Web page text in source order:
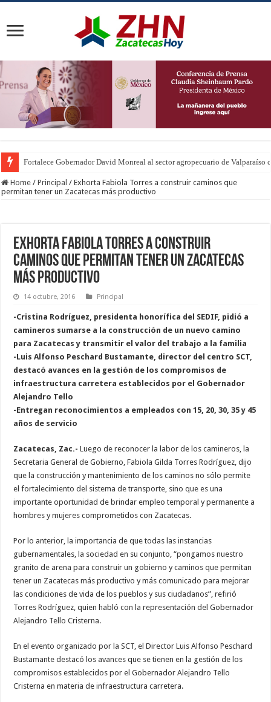
Fortalece Gobernador David Monreal al sector agropecuario de Valparaíso
Home / Principal / Exhorta Fabiola Torres a construir caminos que
permitan tener un Zacatecas más productivo
Exhorta Fabiola Torres a construir
caminos que permitan tener un Zacatecas
más productivo
14 octubre, 2016 Principal
-Cristina Rodríguez, presidenta honorífica del SEDIF, pidió a
camineros sumarse a la construcción de un nuevo camino
para Zacatecas y transmitir el valor del trabajo a la familia
-Luis Alfonso Peschard Bustamante, director del centro SCT,
destacó avances en la gestión de los compromisos de
infraestructura carretera establecidos por el Gobernador
Alejandro Tello
-Entregan reconocimientos a empleados con 15, 20, 30, 35 y 45
años de servicio
Zacatecas, Zac.- Luego de reconocer la labor de los camineros, la
Secretaria General de Gobierno, Fabiola Gilda Torres Rodríguez, dijo
que la construcción y mantenimiento de los caminos no sólo permite
el fortalecimiento del sistema de transporte, sino que es una
importante oportunidad de brindar empleo temporal y permanente a
hombres y mujeres comprometidos con Zacatecas.
Por lo anterior, la importancia de que todas las instancias
gubernamentales, la sociedad en su conjunto, “pongamos nuestro
granito de arena para construir un gobierno y caminos que permitan
tener un Zacatecas más productivo y más comunicado para mejorar
las condiciones de vida de los pueblos y sus ciudadanos”, refirió
Torres Rodríguez, quien habló con la representación del Gobernador
Alejandro Tello Cristerna.
En el evento organizado por la SCT, el Director Luis Alfonso Peschard
Bustamante destacó los avances que se tienen en la gestión de los
compromisos establecidos por el Gobernador Alejandro Tello
Cristerna en materia de infraestructura carretera.